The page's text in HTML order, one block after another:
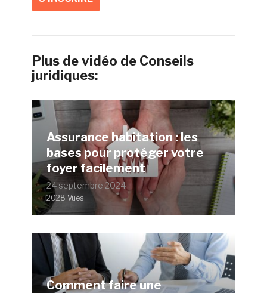
Plus de vidéo de Conseils
juridiques:
Assurance habitation : les
bases pour protéger votre
foyer facilement
24 septembre 2024
2028 Vues
Comment faire une